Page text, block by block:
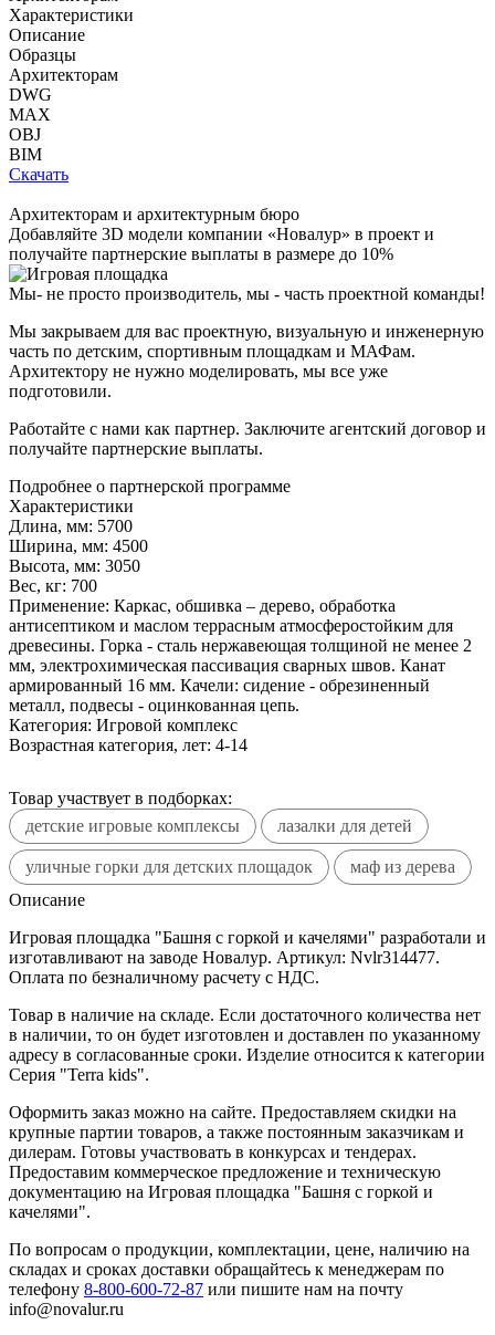
Характеристики
Описание
Образцы
Архитекторам
DWG
MAX
OBJ
BIM
Скачать
Архитекторам и архитектурным бюро
Добавляйте 3D модели компании «Новалур» в проект и
получайте партнерские выплаты в размере до 10%
Мы- не просто производитель, мы - часть проектной команды!
Мы закрываем для вас проектную, визуальную и инженерную
часть по детским, спортивным площадкам и МАФам.
Архитектору не нужно моделировать, мы все уже
подготовили.
Работайте с нами как партнер. Заключите агентский договор и
получайте партнерские выплаты.
Подробнее о партнерской программе
Характеристики
Длина, мм: 5700
Ширина, мм: 4500
Высота, мм: 3050
Вес, кг: 700
Применение: Каркас, обшивка – дерево, обработка
антисептиком и маслом террасным атмосферостойким для
древесины. Горка - сталь нержавеющая толщиной не менее 2
мм, электрохимическая пассивация сварных швов. Канат
армированный 16 мм. Качели: сидение - обрезиненный
металл, подвесы - оцинкованная цепь.
Категория: Игровой комплекс
Возрастная категория, лет: 4-14
Товар участвует в подборках:
детские игровые комплексы
лазалки для детей
уличные горки для детских площадок
маф из дерева
Описание
Игровая площадка "Башня с горкой и качелями" разработали и
изготавливают на заводе Новалур. Артикул: Nvlr314477.
Оплата по безналичному расчету с НДС.
Товар в наличие на складе. Если достаточного количества нет
в наличии, то он будет изготовлен и доставлен по указанному
адресу в согласованные сроки. Изделие относится к категории
Серия "Terra kids".
Оформить заказ можно на сайте. Предоставляем скидки на
крупные партии товаров, а также постоянным заказчикам и
дилерам. Готовы участвовать в конкурсах и тендерах.
Предоставим коммерческое предложение и техническую
документацию на Игровая площадка "Башня с горкой и
качелями".
По вопросам о продукции, комплектации, цене, наличию на
складах и сроках доставки обращайтесь к менеджерам по
телефону 8-800-600-72-87 или пишите нам на почту
info@novalur.ru